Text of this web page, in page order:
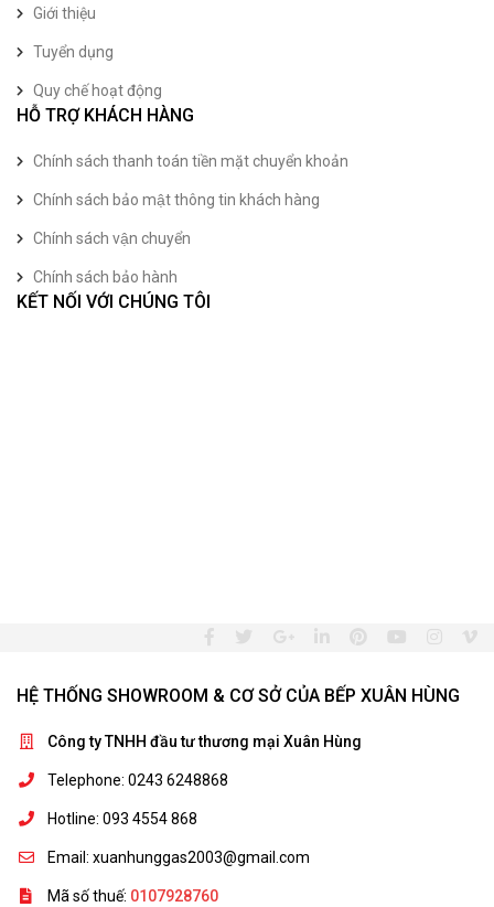
Giới thiệu
Tuyển dụng
Quy chế hoạt động
HỖ TRỢ KHÁCH HÀNG
Chính sách thanh toán tiền mặt chuyển khoản
Chính sách bảo mật thông tin khách hàng
Chính sách vận chuyển
Chính sách bảo hành
KẾT NỐI VỚI CHÚNG TÔI
HỆ THỐNG SHOWROOM & CƠ SỞ CỦA BẾP XUÂN HÙNG
Công ty TNHH đầu tư thương mại Xuân Hùng
Telephone: 0243 6248868
Hotline: 093 4554 868
Email: xuanhunggas2003@gmail.com
Mã số thuế: 0107928760